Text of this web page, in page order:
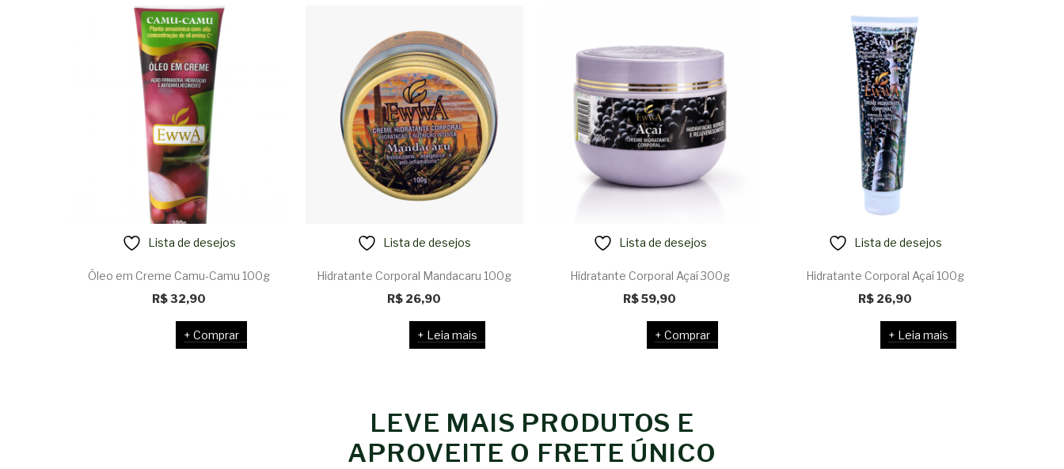
Lista de desejos
Óleo em Creme Camu-Camu 100g
R$32,90
Comprar
Lista de desejos
Hidratante Corporal Mandacaru 100g
R$ 26,90
Leia mais
Lista de desejos
Hidratante Corporal Açaí 300g
R$59,90
Comprar
Lista de desejos
Hidratante Corporal Açaí 100g
R$ 26,90
Leia mais
LEVE MAIS PRODUTOS E
APROVEITE O FRETE ÚNICO